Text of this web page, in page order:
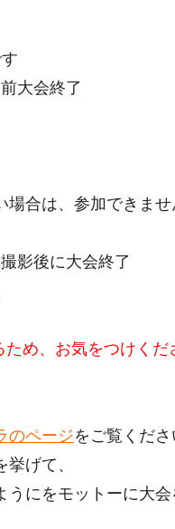
す
前大会終了
合は、参加できませ
影後に大会終了
め、お気をつけくだ
のページをご覧くだ
げて、
うにをモットーに大